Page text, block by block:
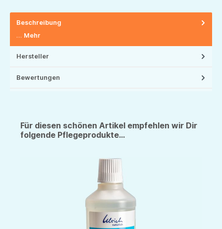
Beschreibung
… Mehr
Hersteller
Bewertungen
Für diesen schönen Artikel empfehlen wir Dir
folgende Pflegeprodukte...